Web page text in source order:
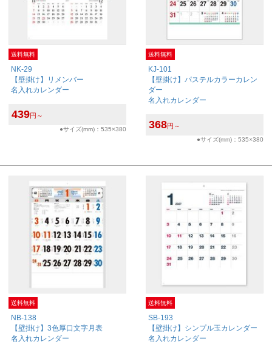
送料無料
NK-29
【壁掛け】リメンバー
名入れカレンダー
439円～
●サイズ(mm)：535×380
送料無料
KJ-101
【壁掛け】パステルカラーカレン
ダー
名入れカレンダー
368円～
●サイズ(mm)：535×380
送料無料
NB-138
【壁掛け】3色厚口文字月表
名入れカレンダー
送料無料
SB-193
【壁掛け】シンプル玉カレンダー
名入れカレンダー